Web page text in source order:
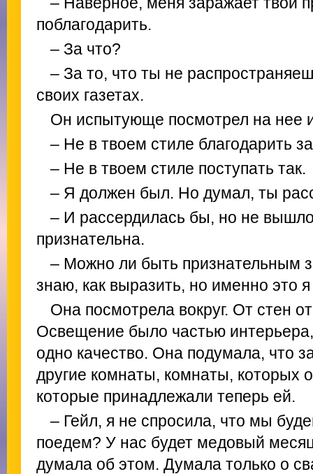
поблагодарить.
– За что?
– За то, что ты не
своих газетах.
Он испытующе посмотрел на нее
– Не в твоем стиле благодарить
– Не в твоем стиле поступать так.
– Я должен был. Но думал, ты
– И рассердилась бы, но не
признательна.
– Можно ли быть признательным
знаю, как выразить, но именно это
Она посмотрела вокруг. От стен
Освещение было частью
одно качество. Она подумала, что
другие комнаты, комнаты, которых
которые принадлежали теперь ей.
– Гейл, я не спросила, что мы
поедем? У нас будет медовый
думала об этом. Думала только о